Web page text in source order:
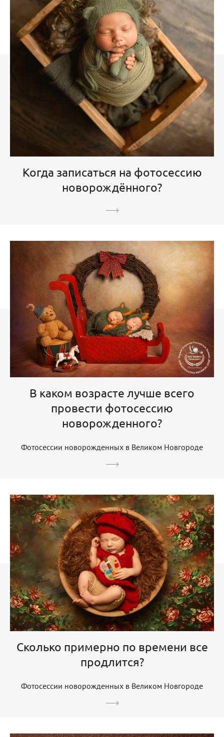
Когда записаться на фотосессию
новорождённого?
В каком возрасте лучше всего
провести фотосессию
новорожденного?
Фотосессии новорожденных в Великом Новгороде
Сколько примерно по времени все
продлится?
Фотосессии новорожденных в Великом Новгороде